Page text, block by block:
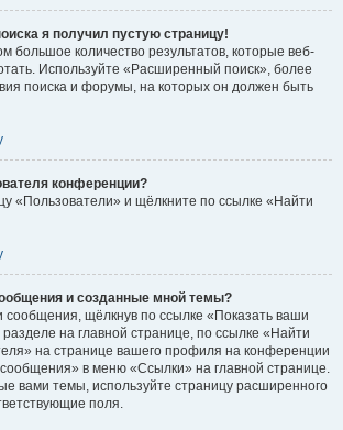
я получил пустую страницу!
большое количество результатов, которые веб-
Используйте «Расширенный поиск», более
поиска и форумы, на которых он должен быть
конференции?
«Пользователи» и щёлкните по ссылке «Найти
и созданные мной темы?
сообщения, щёлкнув по ссылке «Показать ваши
на главной странице, по ссылке «Найти
на странице вашего профиля на конференции
в меню «Ссылки» на главной странице.
вами темы, используйте страницу расширенного
поля.